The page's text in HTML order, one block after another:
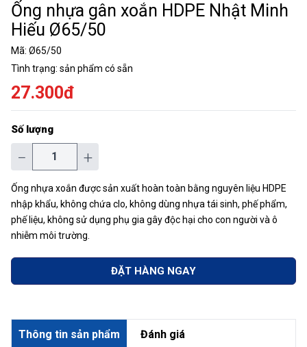
Ống nhựa gân xoắn HDPE Nhật Minh
Hiếu Ø65/50
Mã: Ø65/50
Tình trạng: sản phẩm có sẵn
27.300đ
Số lượng
− +
Ống nhựa xoắn được sản xuất hoàn toàn bằng nguyên liệu HDPE
nhập khẩu, không chứa clo, không dùng nhựa tái sinh, phế phẩm,
phế liệu, không sử dụng phụ gia gây độc hại cho con người và ô
nhiễm môi trường.
ĐẶT HÀNG NGAY
Thông tin sản phẩm Đánh giá